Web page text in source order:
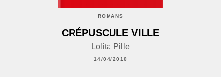
ROMANS
CRÉPUSCULE VILLE
Lolita Pille
14/04/2010